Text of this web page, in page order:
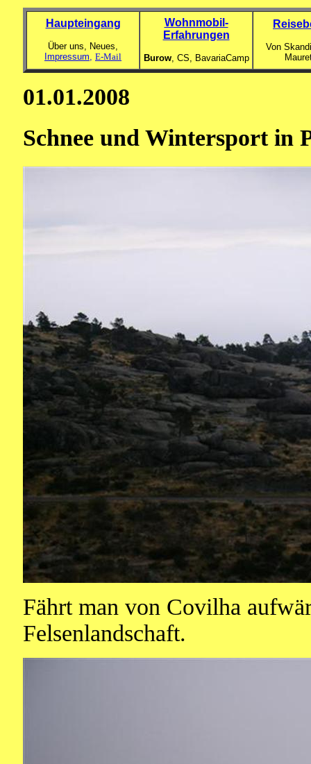
Haupteingang
Über uns, Neues,
Impressum, E-Mail
Wohnmobil-
Erfahrungen
Burow, CS, BavariaCamp
Von
01.01.2008
Schnee und Wintersport in
Fährt man von Covilha
Felsenlandschaft.